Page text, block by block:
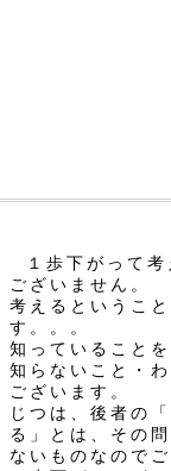
１歩下がって
ございません。
考えるというこ
す。。。
知っていること
知らないこと・
ございます。
じつは、後者の
る」とは、その
ないものなのでご